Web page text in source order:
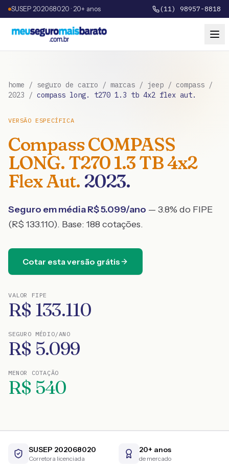
SUSEP 202068020 · 20+ anos (11) 98957-8818
home / seguro de carro / marcas / jeep / compass /
2023 / compass long. t270 1.3 tb 4x2 flex aut.
VERSÃO ESPECÍFICA
CompassCOMPASS
LONG. T270 1.3 TB 4x2
Flex Aut. 2023.
Seguro em média R$5.099/ano — 3.8% do FIPE
(R$ 133.110). Base: 188 cotações.
Cotar esta versão grátis
VALOR FIPE
R$ 133.110
SEGURO MÉDIO/ANO
R$ 5.099
MENOR COTAÇÃO
R$ 540
SUSEP 202068020
Corretora licenciada
20+ anos
de mercado